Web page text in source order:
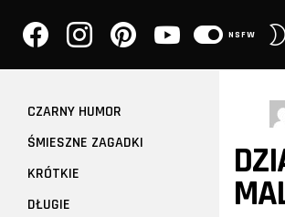
NSFW
CZARNY HUMOR
ŚMIESZNE ZAGADKI
KRÓTKIE
DŁUGIE